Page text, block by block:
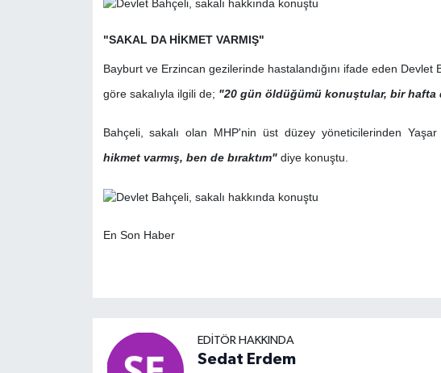
"SAKAL DA HİKMET VARMIŞ"
Bayburt ve Erzincan gezilerinde hastalandığını ifade eden
göre sakalıyla ilgili de; "20 gün öldüğümü konuştular, bir hafta
Bahçeli, sakalı olan MHP'nin üst düzey yöneticilerinden Yaşar
hikmet varmış, ben de bıraktım"diye konuştu.
En Son Haber
EDITÖR HAKKINDA
Sedat Erdem